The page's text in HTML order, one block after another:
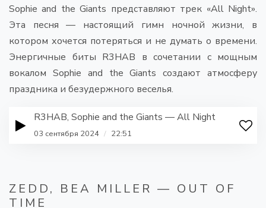
Sophie and the Giants представляют трек «All Night».
Эта песня — настоящий гимн ночной жизни, в
котором хочется потеряться и не думать о времени.
Энергичные биты R3HAB в сочетании с мощным
вокалом Sophie and the Giants создают атмосферу
праздника и безудержного веселья.
R3HAB, Sophie and the Giants — All Night
03 сентября 2024 / 22:51
ZEDD, BEA MILLER — OUT OF
TIME